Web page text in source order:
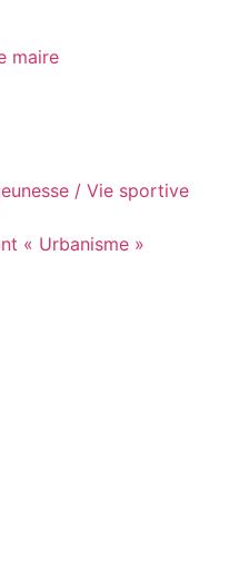
maire
/ Vie sportive
« Urbanisme »